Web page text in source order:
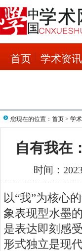
首页 学术资讯
您现在的位置： 首页 > 学
自有我在
时间：
以“我”为核心
象表现型水墨
是表达即刻感
形式独立是现